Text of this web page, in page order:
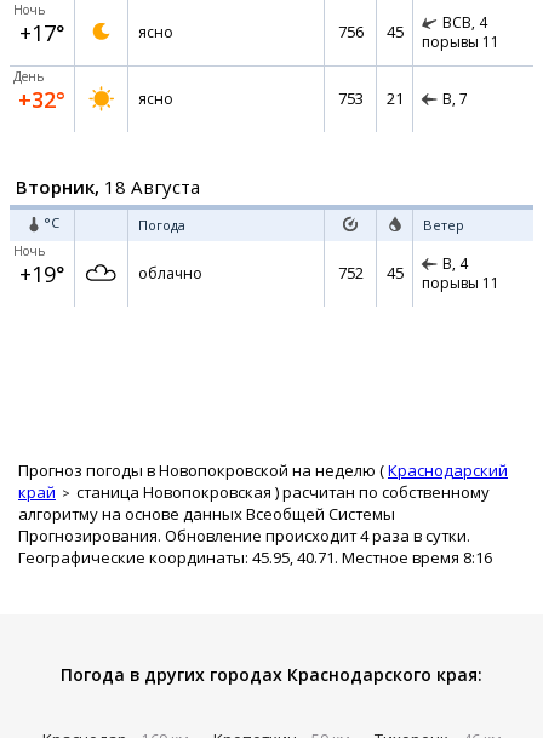
Ночь
+17° ясно 756 45 ВСВ, 4
порывы 11
День
+32° ясно 753 21 В, 7
Вторник, 18 Августа
°C Погода Ветер
Ночь
+19° облачно 752 45 В, 4
порывы 11
Прогноз погоды в Новопокровской на неделю (Краснодарский
край
станица Новопокровская ) расчитан по собственному
алгоритму на основе данных Всеобщей Системы
Прогнозирования. Обновление происходит 4 раза в сутки.
Географические координаты: 45.95, 40.71. Местное время 8:16
Погода в других городах Краснодарского края: